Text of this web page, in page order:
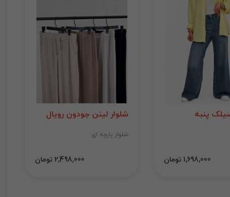
پنبه
1,698,000 تومان
شلوار لینن جودون رویال
شلوار پارچه ای
2,498,000 تومان